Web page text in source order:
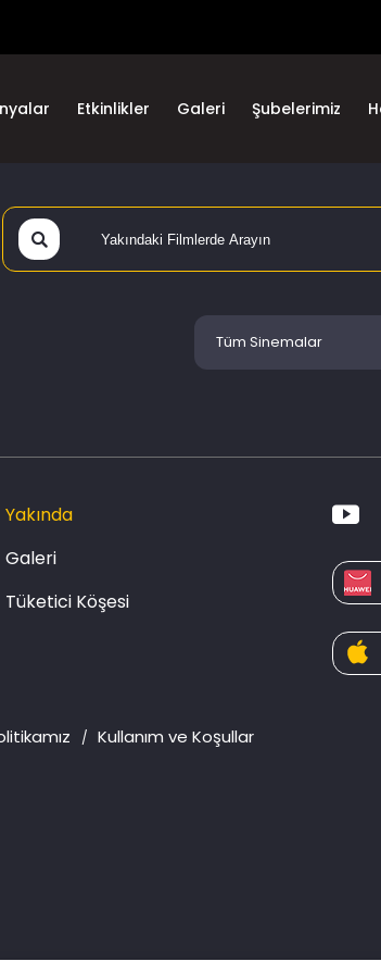
Etkinlikler Galeri Şubelerimiz
Tüm Sinemalar
Yakında
Galeri
Tüketici Köşesi
Kullanım ve Koşullar